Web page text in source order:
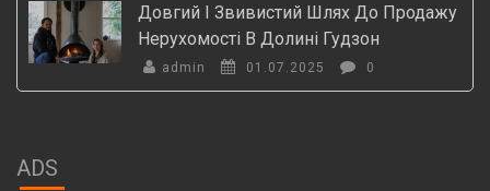
Довгий І Звивистий Шлях До Продажу
Нерухомості В Долині Гудзон
admin 01.07.2025 0
ADS